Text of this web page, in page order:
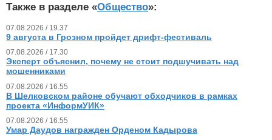
Также в разделе «Общество»:
07.08.2026 / 19.37
9 августа в Грозном пройдет дрифт-фестиваль
07.08.2026 / 17.30
Эксперт объяснил, почему не стоит подшучивать над
мошенниками
07.08.2026 / 16.55
В Шелковском районе обучают обходчиков в рамках
проекта «ИнформУИК»
07.08.2026 / 16.55
Умар Даудов награжден Орденом Кадырова